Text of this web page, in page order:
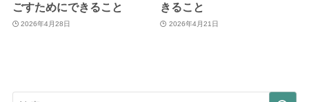
ごすためにできること
2026年4月28日
きること
2026年4月21日